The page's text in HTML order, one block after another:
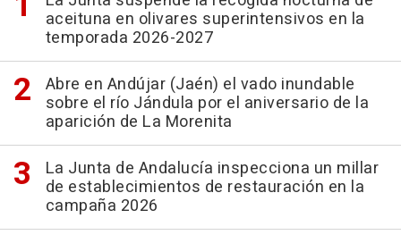
aceituna en olivares superintensivos en la
temporada 2026-2027
Abre en Andújar (Jaén) el vado inundable
sobre el río Jándula por el aniversario de la
aparición de La Morenita
La Junta de Andalucía inspecciona un millar
de establecimientos de restauración en la
campaña 2026